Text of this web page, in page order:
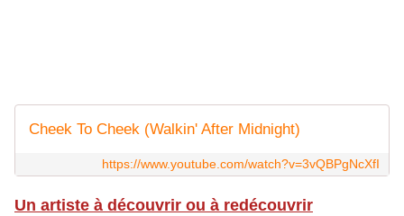
Cheek To Cheek (Walkin' After Midnight)
https://www.youtube.com/watch?v=3vQBPgNcXfI
Un artiste à découvrir ou à redécouvrir